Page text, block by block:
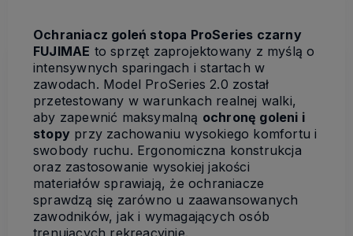
Ochraniacz goleń stopa ProSeries czarny
FUJIMAE to sprzęt zaprojektowany z myślą o
intensywnych sparingach i startach w
zawodach. Model ProSeries 2.0 został
przetestowany w warunkach realnej walki,
aby zapewnić maksymalną ochronę goleni i
stopy przy zachowaniu wysokiego komfortu i
swobody ruchu. Ergonomiczna konstrukcja
oraz zastosowanie wysokiej jakości
materiałów sprawiają, że ochraniacze
sprawdzą się zarówno u zaawansowanych
zawodników, jak i wymagających osób